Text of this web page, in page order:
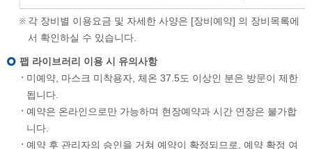
각 장비별 이용요금 및 자세한 사양은 [장비예약] 의 장비목록에
서 확인하실 수 있습니다.
팹 라이브러리 이용 시 유의사항
미예약, 마스크 미착용자, 체온 37.5도 이상인 분은 방문이 제한
됩니다.
예약은 온라인으로만 가능하며 현장예약과 시간 연장은 불가합
니다.
예약 후 관리자의 승인을 거쳐 예약이 확정되므로, 예약 확정 여